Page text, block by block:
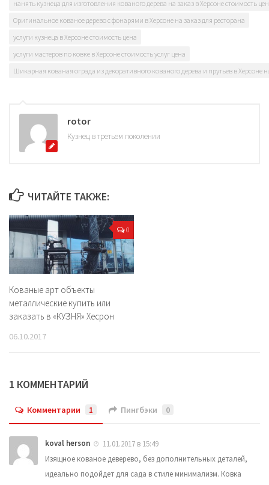
нанять кузнеца для изготовления кованого дерева на заказ в Херсоне стоимость
Оригинальное кованое дерево с фонарями в Херсоне на заказ для ресторана
услуги кузнеца в Херсоне стоимость цена
услуги мастеров по ковке в Херсоне стоимость услуг цена
Шикарная кованая ограда из декоративного кованого дерева и прутьев в Херсоне
rotor
Кузнец в третьем поколении
ЧИТАЙТЕ ТАКЖЕ:
0
Кованые арт объекты
металлические купить или
заказать в «КУЗНЯ» Хесрон
06.10.2017
1 КОММЕНТАРИЙ
Комментарии 1 Пингбэки 0
koval herson
11.01.2017 в 15:49
Изящное кованое деверево, без дополнительных деталей,
идеально подойдет для сада в стиле минимализм. Ковка